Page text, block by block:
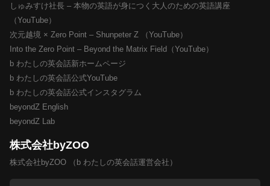
しゅみすけ社長 – 本物の英語が身につく大人のための英語講座
（YouTube）
次元越境 × Zero Point – Shunpeter Z （YouTube）
Into the Zero Point – Beyond the Matrix Field（YouTube）
b わたしの英会話新ホームページ
b わたしの英会話公式YouTube
b わたしの英会話公式インスタグラム
beyondZ English
beyondZ Lab
株式会社byZOO
株式会社byZOO （b わたしの英会話運営会社）